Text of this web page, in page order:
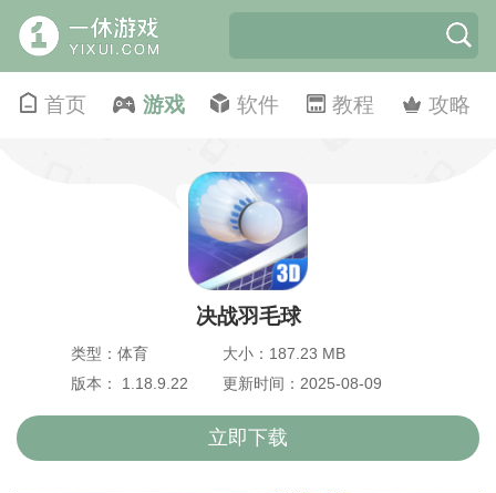
首页 游戏 软件 教程 攻略
决战羽毛球
类型：体育
大小：187.23 MB
版本： 1.18.9.22
更新时间：2025-08-09
立即下载